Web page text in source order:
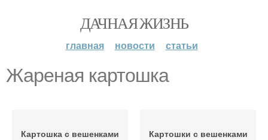
ДАЧНАЯ ЖИЗНЬ
главная новости статьи
Жареная картошка
Картошка с вешенками Картошки с вешенками